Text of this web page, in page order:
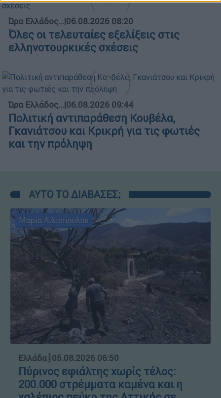
Ώρα Ελλάδος...|06.08.2026 08:20
Όλες οι τελευταίες εξελίξεις στις
ελληνοτουρκικές σχέσεις
Ώρα Ελλάδος...|06.08.2026 09:44
Πολιτική αντιπαράθεση Κουβέλα,
Γκανιάτσου και Κρικρή για τις φωτιές
και την πρόληψη
ΑΥΤΟ ΤΟ ΔΙΑΒΑΣΕΣ;
Μαρία Λιλιοπούλου
Ελλάδα┋05.08.2026 06:50
Πύρινος εφιάλτης χωρίς τέλος:
200.000 στρέμματα καμένα και η